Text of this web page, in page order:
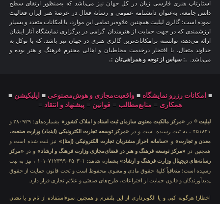
استارتاپ هنری فارسی زبان در کل جهان نیز می‌باشد که به‌منظور ارتقای سطح
دانش جامعه، به‌عنوان دانشنامه عمومی و رسانهٔ فعال در عرصهٔ هنر ایران فعالیت
نموده است؛ گالری لیلیت همچنین علاوه‌بر تمامی این موارد، با امکانات متعدد و بسیار
ارزشمندی که در جهت حمایت از هنرمندان گرامی در برگزاری نمایشگاه آثار ایشان
ارائه می‌دهد، توانسته پرامکانات‌ترین گالری هنری در جهان نیز باشد، که با توکل به
خداوند متعال، با افتخار درخدمت مخاطبان و اهالی محترم فرهنگ و هنر بوده و
می‌باشد. .: سپاس از توجه و همراهی‌تان :.
≡ امکانات رزرو نمایشگاه ≡واقعیت‌مجازی و هوش‌مصنوعی ≡ اپلیکیشن ≡
همکاری ≡ منابع‌مطالب ≡ قوانین ≡ پیشنهاد و انتقاد ≡
لیلیت® در «مرکز مالکیت معنوی سازمان ثبت اسناد و املاک کشور»
بشماره‌های: ۲۸۰۹۲۹ و
۴۵۱۸۴۱ ، به ثبت رسیده است و در
«مرکز توسعه تجارت الکترونیکی (اینماد) وزارت صنعت،
معدن و تجارت»و «سامانه احراز مشتریان تجارت الکترونیکی (اِمتا)» نیز ثبت شده است و
همچنین در «مرکز توسعه فرهنگ و هنر در فضای‌مجازی وزارت فرهنگ و ارشاد» و در «مرکز
رسانه‌های دیجیتال وزارت فرهنگ و ارشاد»
بشماره شامَد: ۱-۳-۶۵-۷۱۲۳۹۹-۱-۱ ، نیز به ثبت
رسیده است؛ متعاقباً کلیهٔ حقوق مادی و معنوی محفوظ است و تحت قانون حمایت از حقوق
پدیدآورندگان و قانون حمایت از اختراعات، طرح‌های صنعتی و علائم تجاری قرار دارد.
اخطار! هرگونه کپی و یا الگوبرداری از این پلتفرم و همچنین سوءاستفاده از نام و یا نشان